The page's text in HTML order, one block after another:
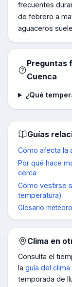
frecuentes
de febrero a
aguaceros
Preguntas
Cuenca
¿Qué
Guías
Cómo afecta la
Por qué hace
cerca
Cómo vestirse
temperatura)
Glosario
Clima en
Consulta el
la guía del clima
temporada de